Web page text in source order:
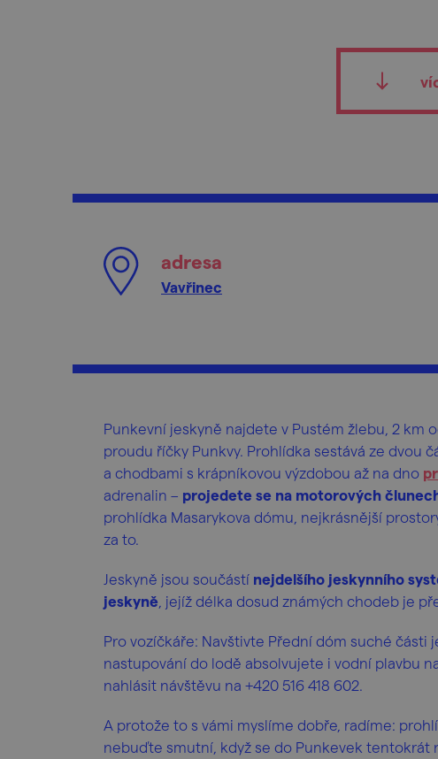
adresa
Vavřinec
Punkevní jeskyně najdete v Pustém žlebu, 2 km
proudu říčky Punkvy. Prohlídka sestává ze dvou
a chodbami s krápníkovou výzdobou až na dno
adrenalin – projedete se na motorových
prohlídka Masarykova dómu, nejkrásnější
za to.
Jeskyně jsou součástí nejdelšího jeskynního
jeskyně , jejíž délka dosud známých chodeb je
Pro vozíčkáře: Navštivte Přední dóm suché části
nastupování do lodě absolvujete i vodní plavbu
nahlásit návštěvu na +420 516 418 602.
A protože to s vámi myslíme dobře, radíme:
nebuďte smutní, když se do Punkevek